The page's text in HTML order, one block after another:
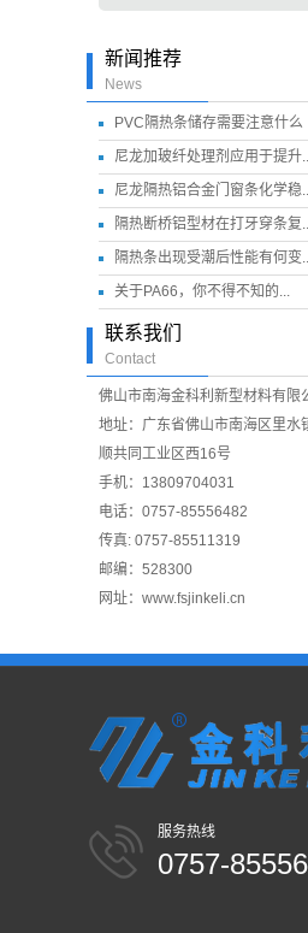
新闻推荐
News
PVC隔热条储存需要注意什么
尼龙加玻纤处理剂应用于提升
尼龙隔热铝合金门窗条化学稳
隔热断桥铝型材在打牙穿条复
隔热条出现受潮后性能有何变
关于PA66，你不得不知的...
联系我们
Contact
佛山市南海金科利新型材料有限
地址：广东省佛山市南海区里水
顺共同工业区西16号
手机：13809704031
电话：0757-85556482
传真: 0757-85511319
邮编：528300
网址：www.fsjinkeli.cn
服务热线
0757-